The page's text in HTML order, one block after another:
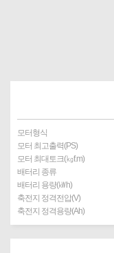
모터형식
모터 최고출력(PS)
모터 최대토크(㎏f.m)
배터리 종류
배터리 용량(㎾h)
축전지 정격전압(V)
축전지 정격용량(Ah)